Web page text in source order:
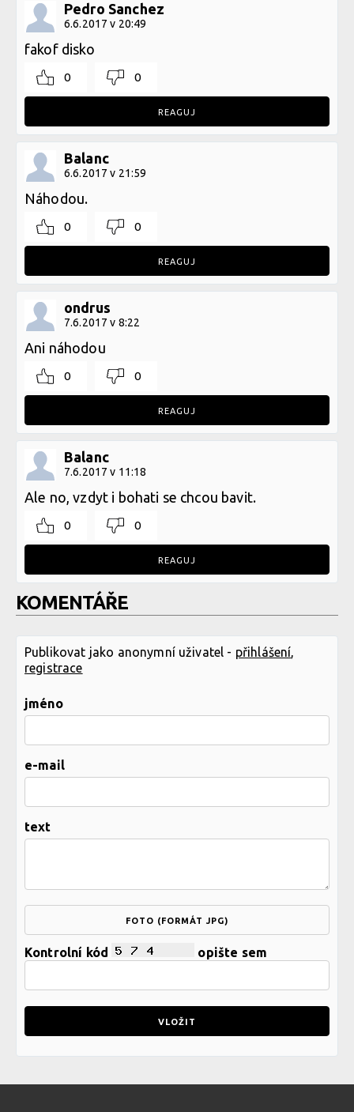
Pedro Sanchez
6.6.2017 v 20:49
fakof disko
0 0
REAGUJ
Balanc
6.6.2017 v 21:59
Náhodou.
0 0
REAGUJ
ondrus
7.6.2017 v 8:22
Ani náhodou
0 0
REAGUJ
Balanc
7.6.2017 v 11:18
Ale no, vzdyt i bohati se chcou bavit.
0 0
REAGUJ
KOMENTÁŘE
Publikovat jako anonymní uživatel - přihlášení,
registrace
jméno
e-mail
text
FOTO (FORMÁT JPG)
Kontrolní kód opište sem